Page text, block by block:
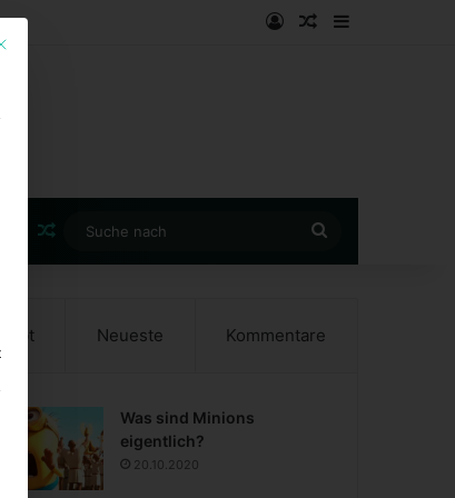
AnmeldenZufälliger
Zufälliger Artikel
nach
Neueste Kommentare
Was sind Minions
eigentlich?
20.10.2020
diesem Button wird der Dialog geschlossen. Seine Funktionalität ist